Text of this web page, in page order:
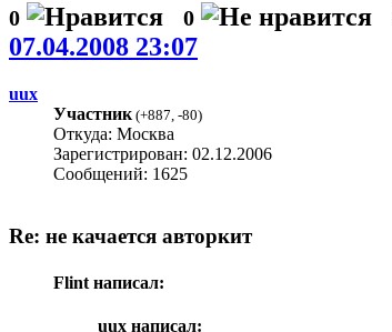
0 0
07.04.2008 23:07
uux
Участник (+887 -80)
Откуда: Москва
Зарегистрирован: 02.12.2006
Сообщений: 1625
Re: не качается авторкит
Flint написал:
uux написал: